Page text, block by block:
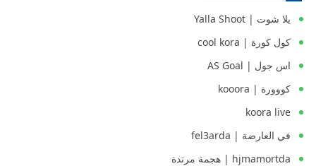
يلا شوت | Yalla Shoot
كول كورة | cool kora
اس جول | AS Goal
كووورة | kooora
koora live
في العارضة | fel3arda
hjmamortda | هجمة مرتدة